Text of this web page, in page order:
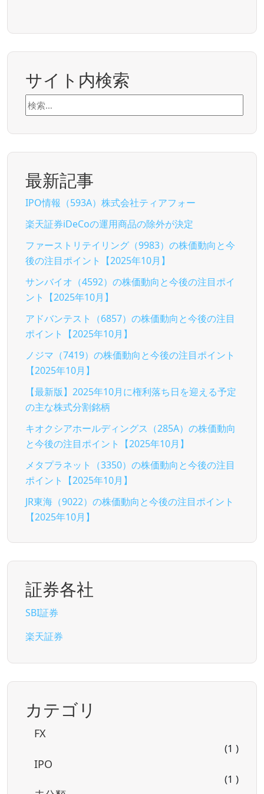
サイト内検索
検
索:
最新記事
IPO情報（593A）株式会社ティアフォー
楽天証券iDeCoの運用商品の除外が決定
ファーストリテイリング（9983）の株価動向と今
後の注目ポイント【2025年10月】
サンバイオ（4592）の株価動向と今後の注目ポイ
ント【2025年10月】
アドバンテスト（6857）の株価動向と今後の注目
ポイント【2025年10月】
ノジマ（7419）の株価動向と今後の注目ポイント
【2025年10月】
【最新版】2025年10月に権利落ち日を迎える予定
の主な株式分割銘柄
キオクシアホールディングス（285A）の株価動向
と今後の注目ポイント【2025年10月】
メタプラネット（3350）の株価動向と今後の注目
ポイント【2025年10月】
JR東海（9022）の株価動向と今後の注目ポイント
【2025年10月】
証券各社
SBI証券
楽天証券
カテゴリ
FX
(1 )
IPO
(1 )